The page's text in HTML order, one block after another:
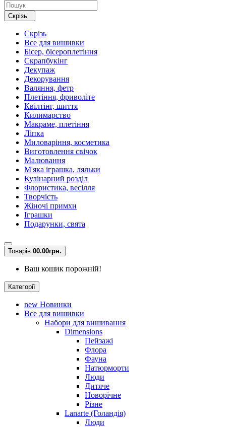
Скрізь
Скрізь
Все для вишивки
Бісер, бісероплетіння
Скрапбукінг
Декупаж
Декорування
Валяння, фетр
Плетіння, фриволіте
Квілтінг, шиття
Килимарство
Макраме, плетіння
Ліпка
Миловаріння, косметика
Виготовлення свічок
Малювання
М'яка іграшка, ляльки
Кулінарний розділ
Флористика, весілля
Творчість
Жіночі примхи
Іграшки
Подарунки, свята
Товарів 00.00грн.
Ваш кошик порожній!
Категорії
new Новинки
Все для вишивки
Набори для вишивання
Dimensions
Пейзажі
Флора
Фауна
Натюрморти
Люди
Дитяче
Новорічне
Різне
Lanarte (Голандія)
Люди